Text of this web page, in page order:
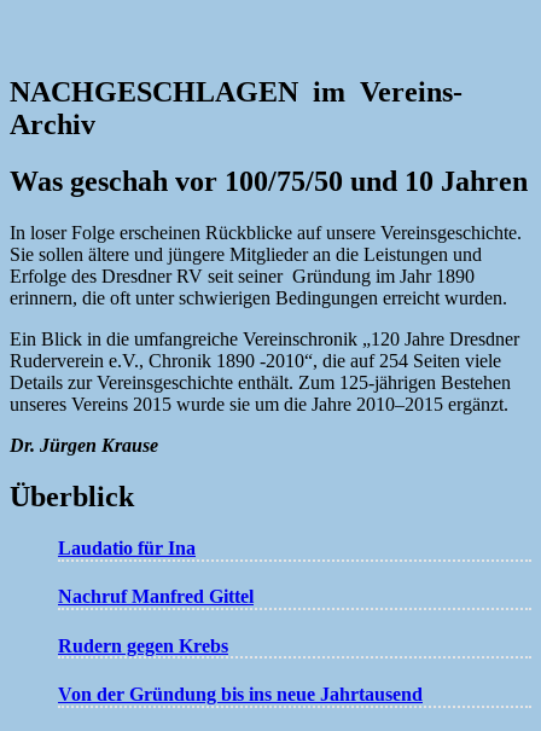
NACHGESCHLAGEN im Vereins-
Archiv
Was geschah vor 100/75/50 und 10 Jahren
In loser Folge erscheinen Rückblicke auf unsere Vereinsgeschichte.
Sie sollen ältere und jüngere Mitglieder an die Leistungen und
Erfolge des Dresdner RV seit seiner Gründung im Jahr 1890
erinnern, die oft unter schwierigen Bedingungen erreicht wurden.
Ein Blick in die umfangreiche Vereinschronik „120 Jahre Dresdner
Ruderverein e.V., Chronik 1890 -2010“, die auf 254 Seiten viele
Details zur Vereinsgeschichte enthält. Zum 125-jährigen Bestehen
unseres Vereins 2015 wurde sie um die Jahre 2010–2015 ergänzt.
Dr. Jürgen Krause
Überblick
Laudatio für Ina
Nachruf Manfred Gittel
Rudern gegen Krebs
Von der Gründung bis ins neue Jahrtausend